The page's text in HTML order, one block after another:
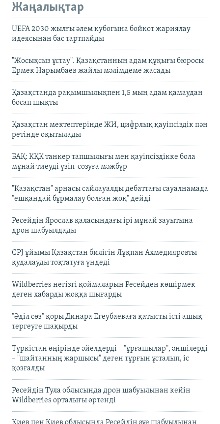
Жаңалықтар
UEFA 2030 жылғы әлем кубогына бойкот жариялау
идеясынан бас тартпайды
"Жосықсыз ұстау". Қазақстанның адам құқығы бюросы
Ермек Нарымбаев жайлы мәлімдеме жасады
Қазақстанда рақымшылықпен 1,5 мың адам қамаудан
босап шықты
Қазақстан мектептерінде ЖИ, цифрлық қауіпсіздік пән
ретінде оқытылады
БАҚ: КҚК танкер тапшылығы мен қауіпсіздікке бола
мұнай тиеуді үзіп-созуға мәжбүр
"Қазақстан" арнасы сайлауалды дебаттағы сауалнамада
"ешқандай бұрмалау болған жоқ" дейді
Ресейдің Ярослав қаласындағы ірі мұнай зауытына
дрон шабуылдады
CPJ ұйымы Қазақстан билігін Лұқпан Ахмедияровты
қудалауды тоқтатуға үндеді
Wildberries негізгі қоймаларын Ресейден көшірмек
деген хабарды жоққа шығарды
"Әділ сөз" қоры Динара Егеубаеваға қатысты істі ашық
тергеуге шақырды
Түркістан өңірінде әйелдерді – "ұрғашылар", әншілерді
– "шайтанның жаршысы" деген тұрғын ұсталып, іс
қозғалды
Ресейдің Тула облысында дрон шабуылынан кейін
Wildberries орталығы өртенді